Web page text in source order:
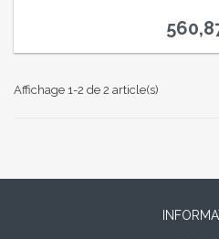
Affichage 1-2 de 2 article(s)